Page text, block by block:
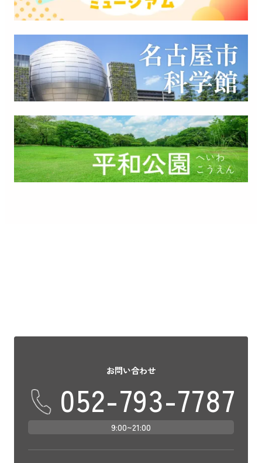
お問い合わせ
052-793-7787
9:00~21:00